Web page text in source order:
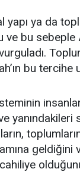
yapı ya da
ve bu sebeple
bu
yanındakileri